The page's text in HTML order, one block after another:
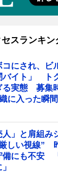
スランキン
コにされ、ビ
イト」 ト
る実態 募集
に入った瞬
人」と肩組み
しい視線”
備にも不安